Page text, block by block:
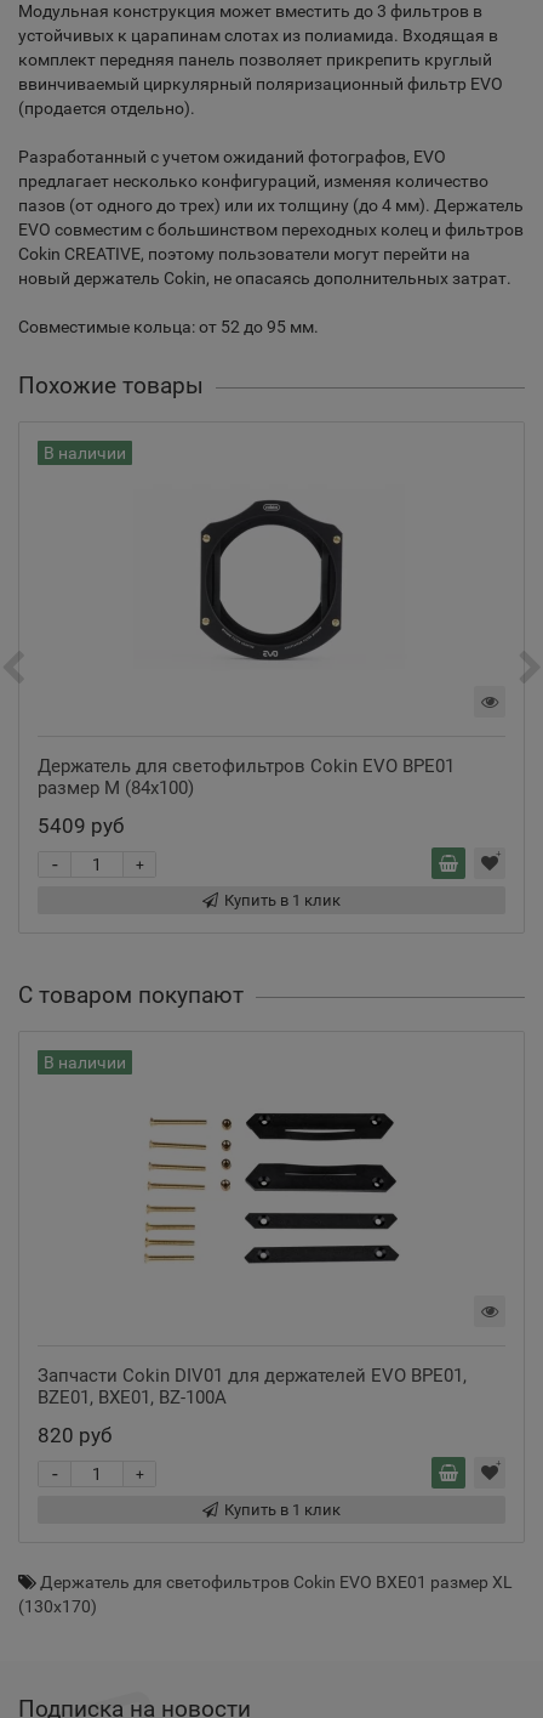
Модульная конструкция может вместить до 3 фильтров в
устойчивых к царапинам слотах из полиамида. Входящая в
комплект передняя панель позволяет прикрепить круглый
ввинчиваемый циркулярный поляризационный фильтр EVO
(продается отдельно).
Разработанный с учетом ожиданий фотографов, EVO
предлагает несколько конфигураций, изменяя количество
пазов (от одного до трех) или их толщину (до 4 мм). Держатель
EVO совместим с большинством переходных колец и фильтров
Cokin CREATIVE, поэтому пользователи могут перейти на
новый держатель Cokin, не опасаясь дополнительных затрат.
Совместимые кольца: от 52 до 95 мм.
Похожие товары
В наличии
Держатель для светофильтров Cokin EVO BPE01
размер M (84x100)
5409 руб
+
-
Купить в 1 клик
С товаром покупают
В наличии
Запчасти Cokin DIV01 для держателей EVO BPE01,
BZE01, BXE01, BZ-100A
820 руб
+
-
Купить в 1 клик
Держатель для светофильтров Cokin EVO BXE01 размер XL
(130x170)
Подписка на новости